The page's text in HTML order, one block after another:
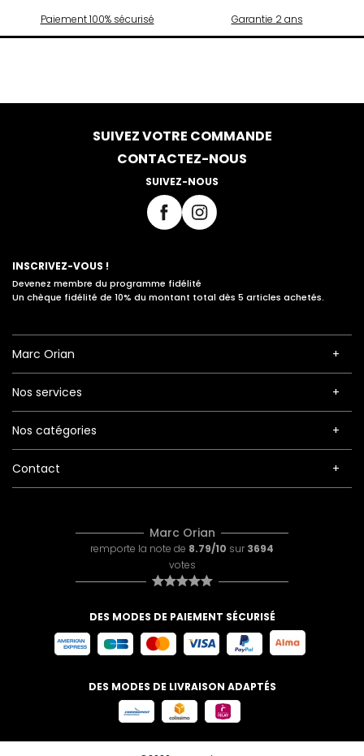
Paiement 100% sécurisé Garantie 2 ans
SUIVEZ VOTRE COMMANDE
CONTACTEZ-NOUS
SUIVEZ-NOUS
INSCRIVEZ-VOUS !
Devenez membre du programme fidélité
Un chèque fidélité de 10% du montant total dès 5 articles achetés.
Marc Orian
Nos services
Nos catégories
Contact
Marc Orian
remporte la note de 8.79/10 sur 3694
votes
DES MODES DE PAIEMENT SÉCURISÉ
DES MODES DE LIVRAISON ADAPTÉS